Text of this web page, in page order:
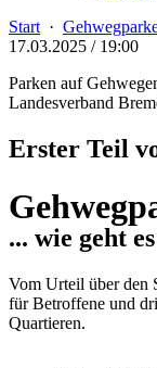
Start ·
17.03.2025 / 19:00
Parken auf
Landesverband
Erster Teil
... wie geht
Vom Urteil über den
für Betroffene und
Quartieren.